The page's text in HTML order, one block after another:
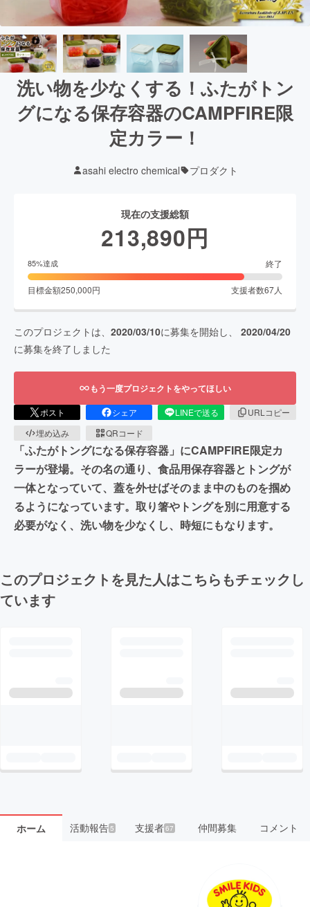
洗い物を少なくする！ふたがトン
グになる保存容器のCAMPFIRE限
定カラー！
asahi electro chemical プロダクト
現在の支援総額
213,890円
85%達成 終了
目標金額250,000円 支援者数67人
このプロジェクトは、 2020/03/10に募集を開始し、 2020/04/20
に募集を終了しました
もう一度プロジェクトをやってほしい
ポスト シェア LINEで送る
URLコピー
埋め込み
QRコード
「ふたがトングになる保存容器」にCAMPFIRE限定カ
ラーが登場。その名の通り、食品用保存容器とトングが
一体となっていて、蓋を外せばそのまま中のものを掴め
るようになっています。取り箸やトングを別に用意する
必要がなく、洗い物を少なくし、時短にもなります。
このプロジェクトを見た人はこちらもチェックし
ています
ホーム 活動報告5 支援者67 仲間募集 コメント